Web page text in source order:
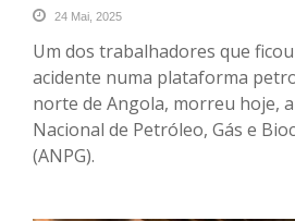
24 Mai, 2025
Um dos trabalhadores que
acidente numa plataforma
norte de Angola, morreu hoje,
Nacional de Petróleo, Gás e
(ANPG).